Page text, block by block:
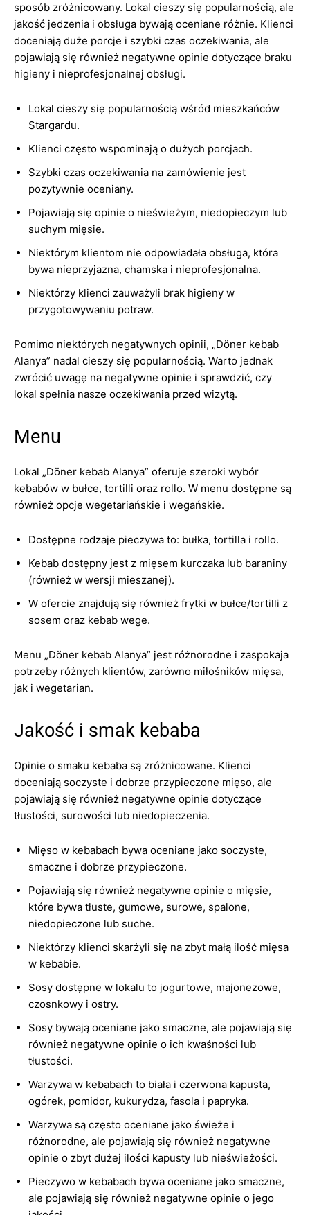
sposób zróżnicowany. Lokal cieszy się popularnością, ale
jakość jedzenia i obsługa bywają oceniane różnie. Klienci
doceniają duże porcje i szybki czas oczekiwania, ale
pojawiają się również negatywne opinie dotyczące braku
higieny i nieprofesjonalnej obsługi.
Lokal cieszy się popularnością wśród mieszkańców
Stargardu.
Klienci często wspominają o dużych porcjach.
Szybki czas oczekiwania na zamówienie jest
pozytywnie oceniany.
Pojawiają się opinie o nieświeżym, niedopieczym lub
suchym mięsie.
Niektórym klientom nie odpowiadała obsługa, która
bywa nieprzyjazna, chamska i nieprofesjonalna.
Niektórzy klienci zauważyli brak higieny w
przygotowywaniu potraw.
Pomimo niektórych negatywnych opinii, „Döner kebab
Alanya” nadal cieszy się popularnością. Warto jednak
zwrócić uwagę na negatywne opinie i sprawdzić, czy
lokal spełnia nasze oczekiwania przed wizytą.
Menu
Lokal „Döner kebab Alanya” oferuje szeroki wybór
kebabów w bułce, tortilli oraz rollo. W menu dostępne są
również opcje wegetariańskie i wegańskie.
Dostępne rodzaje pieczywa to: bułka, tortilla i rollo.
Kebab dostępny jest z mięsem kurczaka lub baraniny
(również w wersji mieszanej).
W ofercie znajdują się również frytki w bułce/tortilli z
sosem oraz kebab wege.
Menu „Döner kebab Alanya” jest różnorodne i zaspokaja
potrzeby różnych klientów, zarówno miłośników mięsa,
jak i wegetarian.
Jakość i smak kebaba
Opinie o smaku kebaba są zróżnicowane. Klienci
doceniają soczyste i dobrze przypieczone mięso, ale
pojawiają się również negatywne opinie dotyczące
tłustości, surowości lub niedopieczenia.
Mięso w kebabach bywa oceniane jako soczyste,
smaczne i dobrze przypieczone.
Pojawiają się również negatywne opinie o mięsie,
które bywa tłuste, gumowe, surowe, spalone,
niedopieczone lub suche.
Niektórzy klienci skarżyli się na zbyt małą ilość mięsa
w kebabie.
Sosy dostępne w lokalu to jogurtowe, majonezowe,
czosnkowy i ostry.
Sosy bywają oceniane jako smaczne, ale pojawiają się
również negatywne opinie o ich kwaśności lub
tłustości.
Warzywa w kebabach to biała i czerwona kapusta,
ogórek, pomidor, kukurydza, fasola i papryka.
Warzywa są często oceniane jako świeże i
różnorodne, ale pojawiają się również negatywne
opinie o zbyt dużej ilości kapusty lub nieświeżości.
Pieczywo w kebabach bywa oceniane jako smaczne,
ale pojawiają się również negatywne opinie o jego